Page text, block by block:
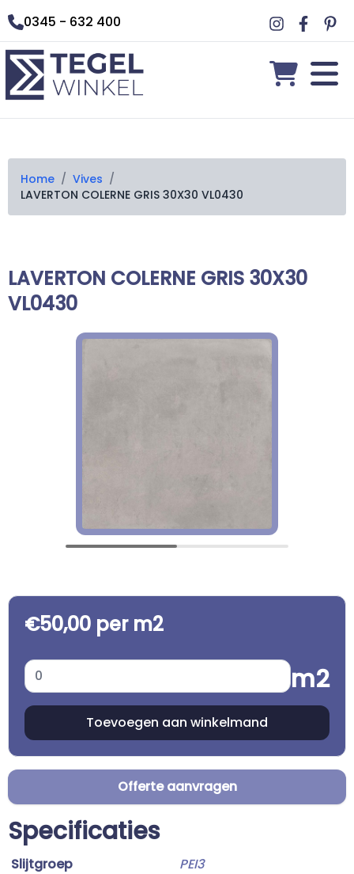
0345 - 632 400
Home / Vives /
LAVERTON COLERNE GRIS 30X30 VL0430
LAVERTON COLERNE GRIS 30X30
VL0430
€50,00 per m2
m2
Offerte aanvragen
Specificaties
Slijtgroep
PEI3